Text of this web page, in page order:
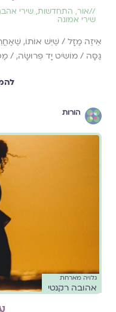
//אור, התחדשות, שירי
שירי אמונה
אֵיזֶה מַזָּל / שֶׁיֵּשׁ אוֹתוֹ,
גַּסָּה / מוֹשִֹיט יָד פְּרוּשָׂה, /
הורות
גלויה מארחת
אהובה רקנטי